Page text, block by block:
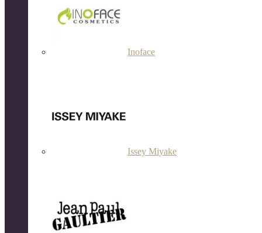
Inoface
Issey Miyake